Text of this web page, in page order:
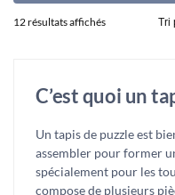
12 résultats affichés
C’est quoi un
Un tapis de puzzle est
assembler pour former
spécialement pour les
compose de plusieurs